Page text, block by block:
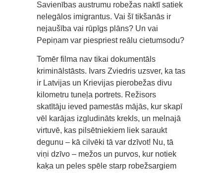
Savienības austrumu robežas naktī satiek
nelegālos imigrantus. Vai šī tikšanās ir
nejaušība vai rūpīgs plāns? Un vai
Pepiņam var piespriest reālu cietumsodu?
Tomēr filma nav tikai dokumentāls
kriminālstāsts. Ivars Zviedris uzsver, ka tas
ir Latvijas un Krievijas pierobežas divu
kilometru tuneļa portrets. Režisors
skatītāju ieved pamestās mājās, kur skapī
vēl karājas izgludināts krekls, un melnajā
virtuvē, kas pilsētniekiem liek saraukt
degunu – kā cilvēki tā var dzīvot! Nu, tā
viņi dzīvo – mežos un purvos, kur notiek
kaķa un peles spēle starp robežsargiem